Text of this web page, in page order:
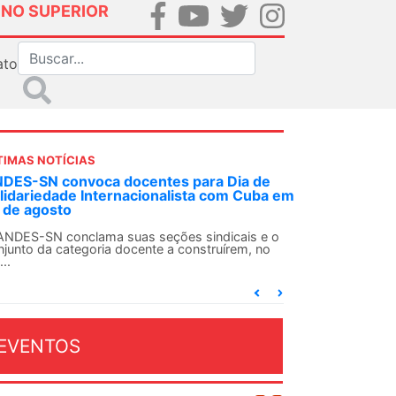
SUPERIOR
NOTÍCIAS
SN convoca docentes para Dia de
Internacionalista com Cuba em
de agosto
SN conclama suas seções sindicais e o
da categoria docente a construírem, no